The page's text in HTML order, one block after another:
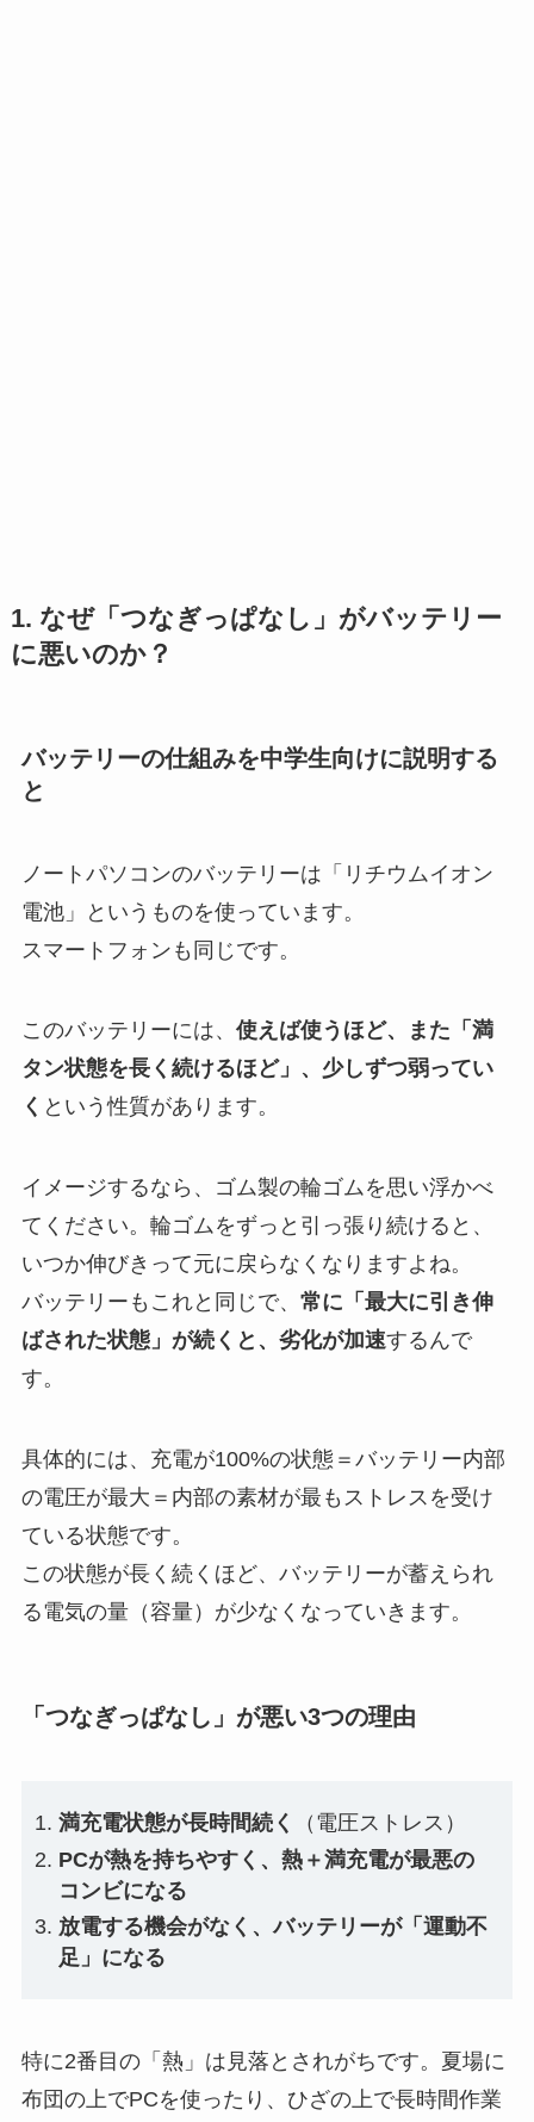
1. なぜ「つなぎっぱなし」がバッテリー
に悪いのか？
バッテリーの仕組みを中学生向けに説明する
と
ノートパソコンのバッテリーは「リチウムイオン
電池」というものを使っています。
スマートフォンも同じです。
このバッテリーには、 使えば使うほど、また「満
タン状態を長く続けるほど」、少しずつ弱ってい
く という性質があります。
イメージするなら、ゴム製の輪ゴムを思い浮かべ
てください。輪ゴムをずっと引っ張り続けると、
いつか伸びきって元に戻らなくなりますよね。
バッテリーもこれと同じで、 常に「最大に引き伸
ばされた状態」が続くと、劣化が加速するんで
す。
具体的には、充電が100%の状態＝バッテリー内部
の電圧が最大＝内部の素材が最もストレスを受け
ている状態です。
この状態が長く続くほど、バッテリーが蓄えられ
る電気の量（容量）が少なくなっていきます。
「つなぎっぱなし」が悪い3つの理由
満充電状態が長時間続く
（電圧ストレス）
PCが熱を持ちやすく、熱＋満充電が最悪の
コンビになる
放電する機会がなく、バッテリーが「運動不
足」になる
特に2番目の「熱」は見落とされがちです。夏場に
布団の上でPCを使ったり、ひざの上で長時間作業